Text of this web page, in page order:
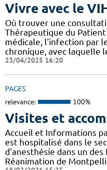
Vivre avec le
Où trouver une
Thérapeutique du Patient
médicale, l’infection par
chronique, avec laquelle
23/04/2025 16:20
PAGES
relevance: 100%
Visites et
Accueil et Informations
est hospitalisé dans le
d'anesthésie dans un
Réanimation de